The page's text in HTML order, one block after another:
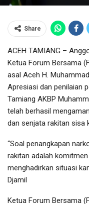
Share
ACEH TAMIANG –
Ketua Forum Bersama
asal Aceh H.
Apresiasi dan penilaian
Tamiang AKBP
telah berhasil
dan senjata rakitan sisa
“Soal penangkapan
rakitan adalah
menghadirkan situasi
Djamil
Ketua Forum Bersama